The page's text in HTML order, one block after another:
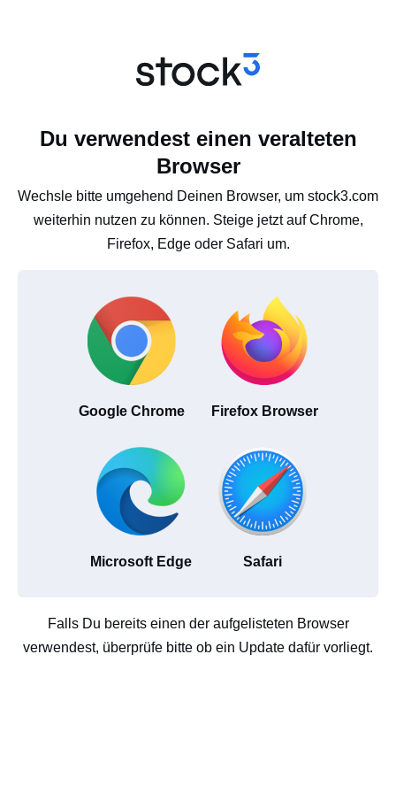
Du verwendest einen veralteten
Browser
Wechsle bitte umgehend Deinen Browser, um stock3.com
weiterhin nutzen zu können. Steige jetzt auf Chrome,
Firefox, Edge oder Safari um.
Google Chrome Firefox Browser
Microsoft Edge Safari
Falls Du bereits einen der aufgelisteten Browser
verwendest, überprüfe bitte ob ein Update dafür vorliegt.